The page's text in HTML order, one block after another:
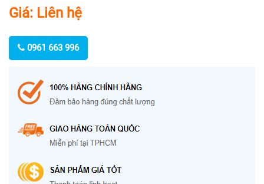
Giá: Liên hệ
0961 663 996